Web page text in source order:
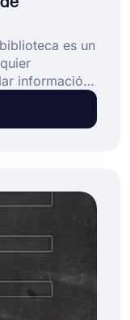
es un
información
obtener
nombre,
su formulario